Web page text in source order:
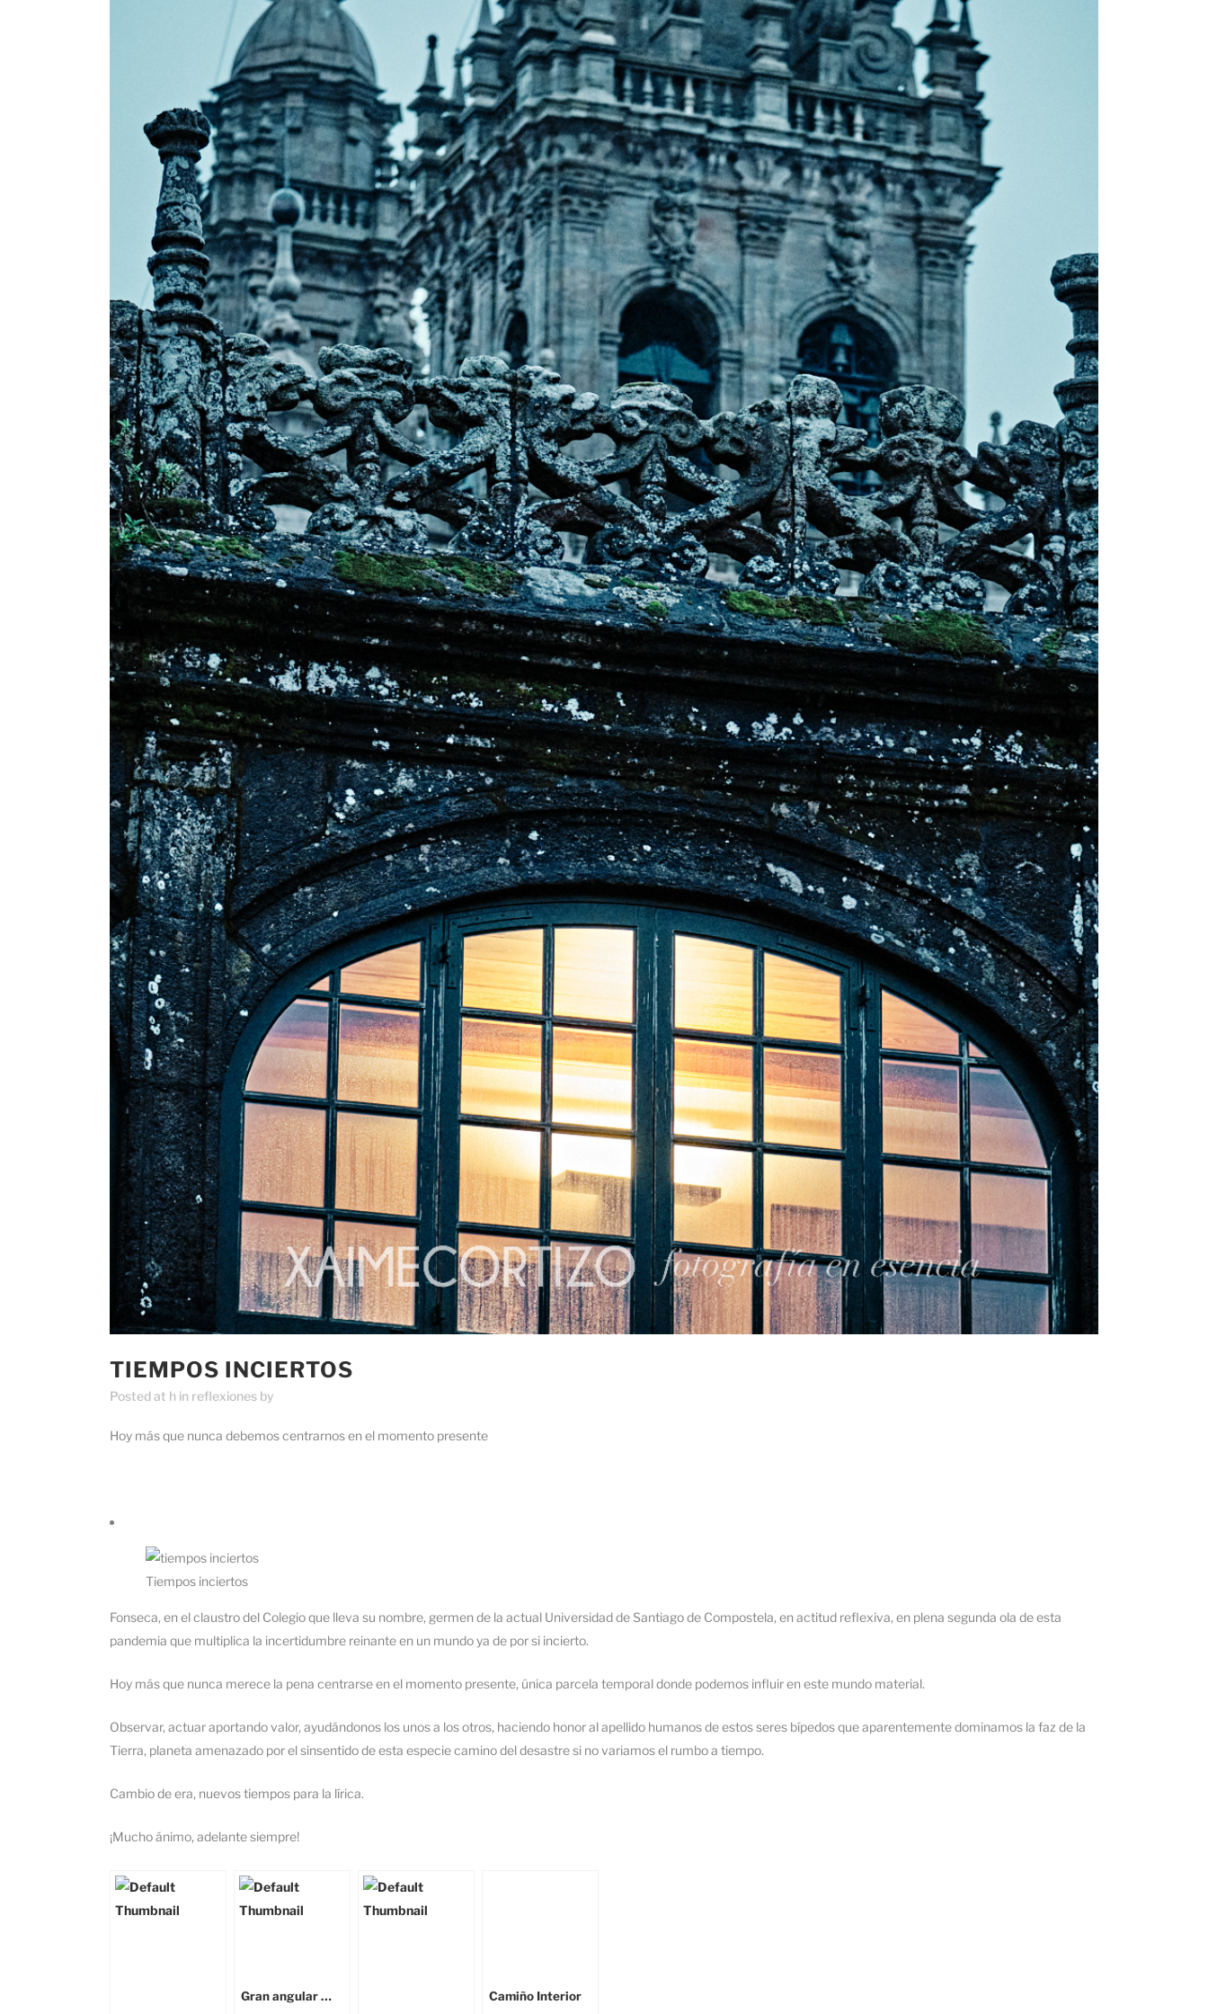
TIEMPOS INCIERTOS
Posted at h in reflexiones by
Hoy más que nunca debemos centrarnos en el momento presente
Tiempos inciertos
Fonseca, en el claustro del Colegio que lleva su nombre, germen de la actual Universidad de Santiago de Compostela, en actitud reflexiva, en plena segunda ola de esta
pandemia que multiplica la incertidumbre reinante en un mundo ya de por si incierto.
Hoy más que nunca merece la pena centrarse en el momento presente, única parcela temporal donde podemos influir en este mundo material.
Observar, actuar aportando valor, ayudándonos los unos a los otros, haciendo honor al apellido humanos de estos seres bípedos que aparentemente dominamos la faz de la
Tierra, planeta amenazado por el sinsentido de esta especie camino del desastre si no variamos el rumbo a tiempo.
Cambio de era, nuevos tiempos para la lírica.
¡Mucho ánimo, adelante siempre!
Gran angular … Camiño Interior